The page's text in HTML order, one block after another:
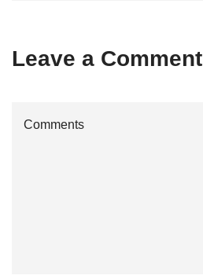
Leave a Comment